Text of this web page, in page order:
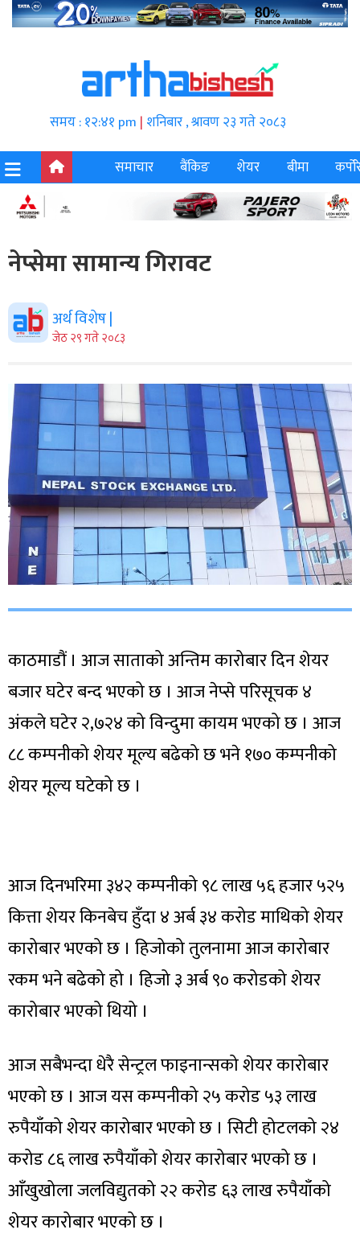
समय : १२:४१ pm | शनिबार , श्रावण २३ गते २०८३
समाचार
बैंकिङ शेयर बीमा
नेप्सेमा सामान्य गिरावट
अर्थ विशेष |
जेठ २९ गते २०८३
काठमाडौं । आज साताको अन्तिम कारोबार दिन शेयर
बजार घटेर बन्द भएको छ । आज नेप्से परिसूचक ४
अंकले घटेर २,७२४ को विन्दुमा कायम भएको छ । आज
८८ कम्पनीको शेयर मूल्य बढेको छ भने १७० कम्पनीको
शेयर मूल्य घटेको छ ।
आज दिनभरिमा ३४२ कम्पनीको ९८ लाख ५६ हजार ५२५
कित्ता शेयर किनबेच हुँदा ४ अर्ब ३४ करोड माथिको शेयर
कारोबार भएको छ । हिजोको तुलनामा आज कारोबार
रकम भने बढेको हो । हिजो ३ अर्ब ९० करोडको शेयर
कारोबार भएको थियो ।
आज सबैभन्दा धेरै सेन्ट्रल फाइनान्सको शेयर कारोबार
भएको छ । आज यस कम्पनीको २५ करोड ५३ लाख
रुपैयाँको शेयर कारोबार भएको छ । सिटी होटलको २४
करोड ८६ लाख रुपैयाँको शेयर कारोबार भएको छ ।
आँखुखोला जलविद्युतको २२ करोड ६३ लाख रुपैयाँको
शेयर कारोबार भएको छ ।